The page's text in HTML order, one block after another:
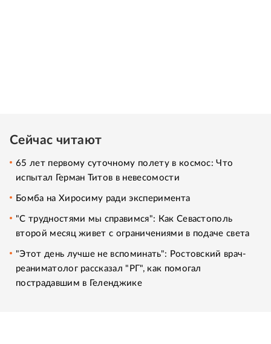
Сейчас читают
65 лет первому суточному полету в космос: Что
испытал Герман Титов в невесомости
Бомба на Хиросиму ради эксперимента
"С трудностями мы справимся": Как Севастополь
второй месяц живет с ограничениями в подаче света
"Этот день лучше не вспоминать": Ростовский врач-
реаниматолог рассказал "РГ", как помогал
пострадавшим в Геленджике